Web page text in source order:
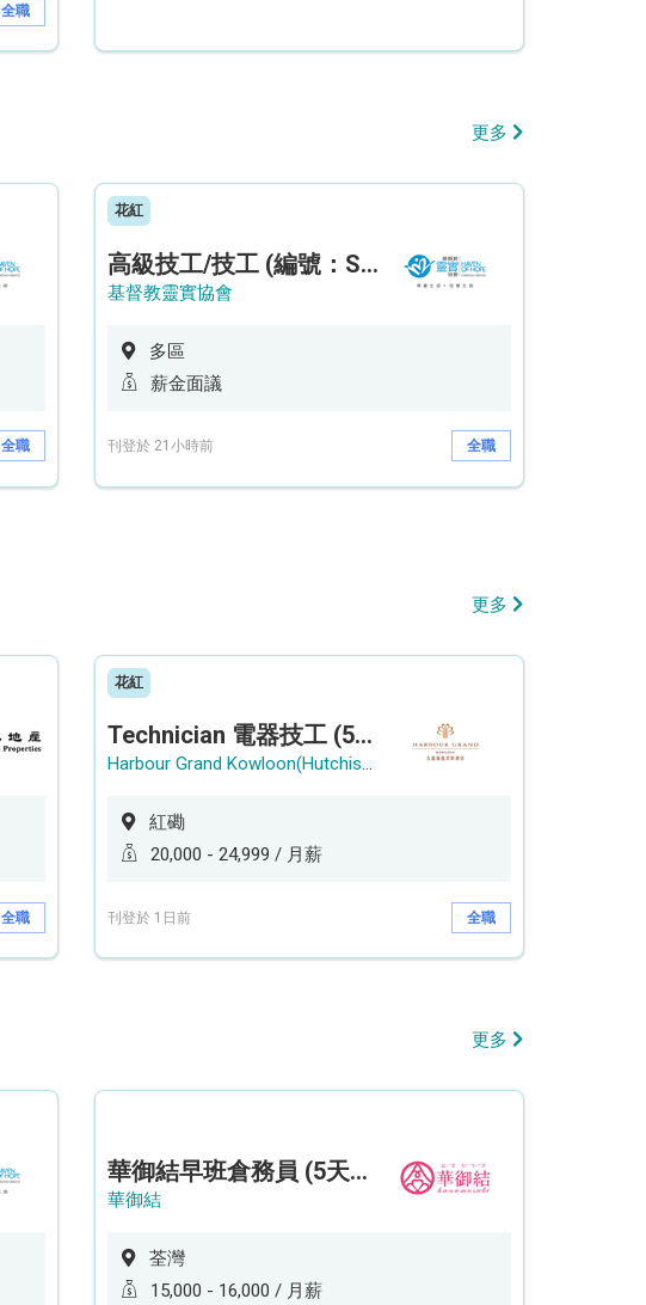
全職
更多
全職
花紅
高級技工/技工 (編號：SSO/FM/A/CTE)
基督教靈實協會
多區
薪金面議
刊登於 21小時前 全職
更多
全職
花紅
Technician 電器技工 (5-Day Work Week)
Harbour Grand Kowloon(Hutchison Hotel Hong Kong Limited)
紅磡
20,000 - 24,999 / 月薪
刊登於 1日前 全職
更多
華御結早班倉務員 (5天工作週)
華御結
荃灣
15,000 - 16,000 / 月薪